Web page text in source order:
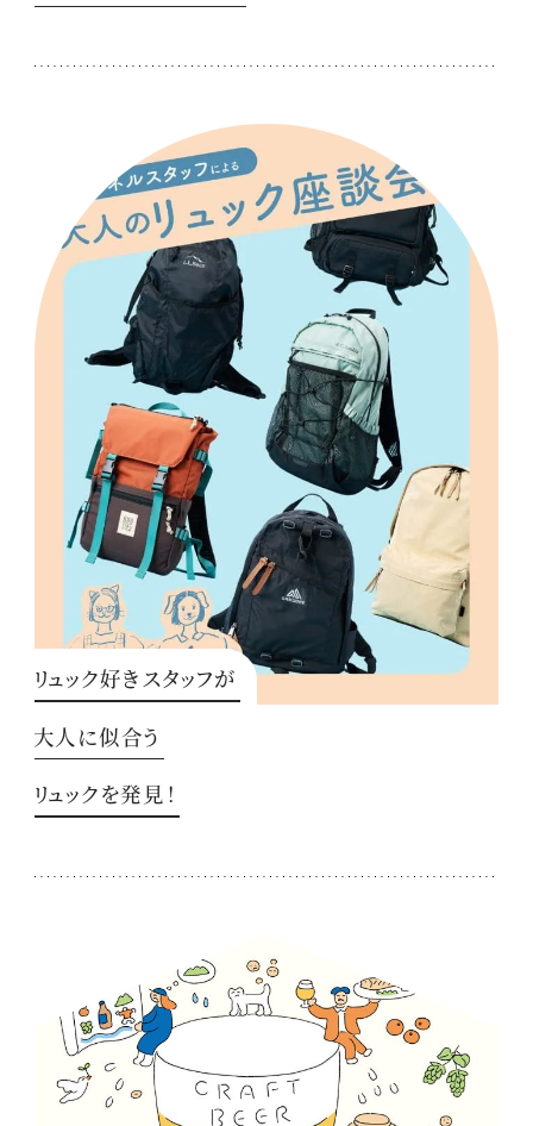
リュック好きスタッフが
大人に似合う
リュックを発見！